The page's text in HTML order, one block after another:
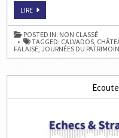
LIREECHECS
JOURNÉES
DU
PATRIMOINE
DES
20
ET
SEPTEMBRE:
POSTED IN: NON CLASSÉ
TAGGED: CALVADOS,
FALAISE, JOURNÉES DU